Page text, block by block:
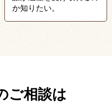
か知りたい。
ご相談は